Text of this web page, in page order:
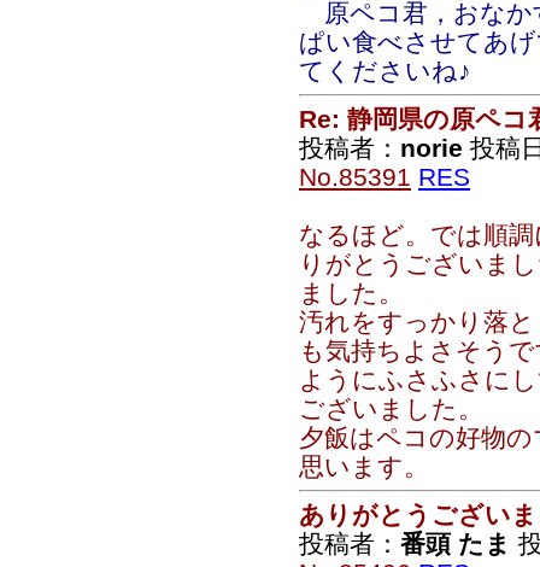
原ペコ君，おなか
ぱい食べさせてあ
てくださいね♪
Re: 静岡県の原ペコ
投稿者： norie 投稿
No.85391 RES
なるほど。では順
りがとうございま
ました。
汚れをすっかり落
も気持ちよさそう
ようにふさふさに
ございました。
夕飯はペコの好物
思います。
ありがとうござい
投稿者： 番頭 たま